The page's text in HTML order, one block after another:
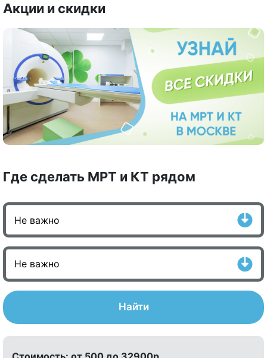
Акции и скидки
Где сделать МРТ и КТ рядом
Найти